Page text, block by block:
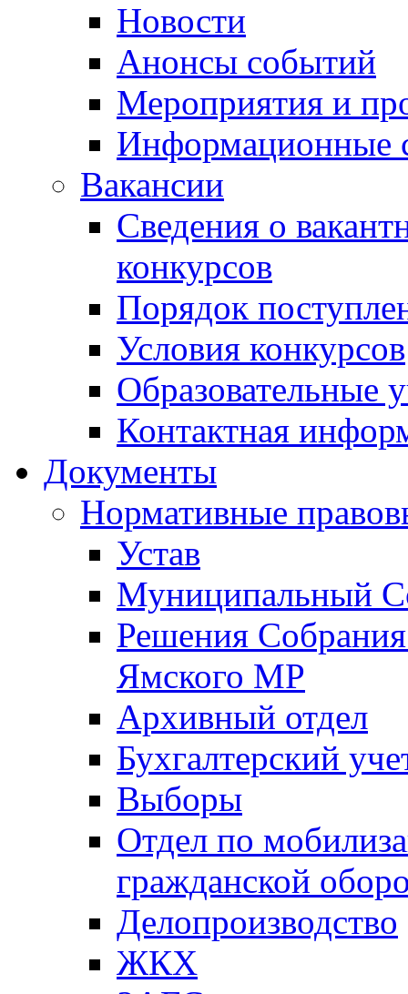
Новости
Анонсы событий
Мероприятия и
Информационные
Вакансии
Сведения о
конкурсов
Порядок
Условия конкурсов
Образовательные
Контактная
Документы
Нормативные
Устав
Муниципальный
Решения
Ямского МР
Архивный отдел
Бухгалтерский
Выборы
Отдел по
гражданской
Делопроизводство
ЖКХ